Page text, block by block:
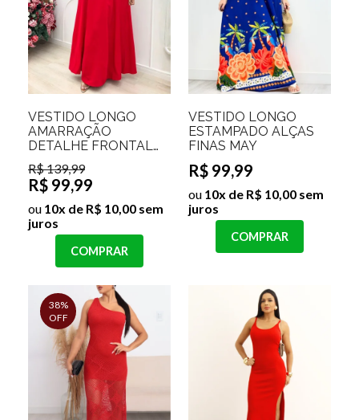
VESTIDO LONGO
AMARRAÇÃO
DETALHE FRONTAL
SCARLETT
R$ 139,99
R$ 99,99
ou 10x de R$ 10,00 sem
juros
COMPRAR
VESTIDO LONGO
ESTAMPADO ALÇAS
FINAS MAY
R$ 99,99
ou 10x de R$ 10,00 sem
juros
COMPRAR
38%
OFF